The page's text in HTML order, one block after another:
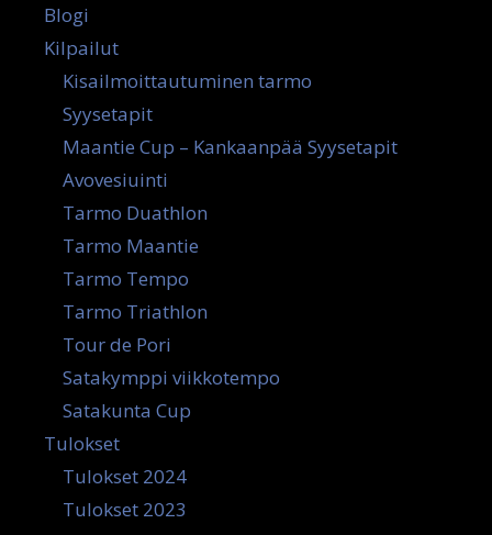
Blogi
Kilpailut
Kisailmoittautuminen tarmo
Syysetapit
Maantie Cup – Kankaanpää Syysetapit
Avovesiuinti
Tarmo Duathlon
Tarmo Maantie
Tarmo Tempo
Tarmo Triathlon
Tour de Pori
Satakymppi viikkotempo
Satakunta Cup
Tulokset
Tulokset 2024
Tulokset 2023